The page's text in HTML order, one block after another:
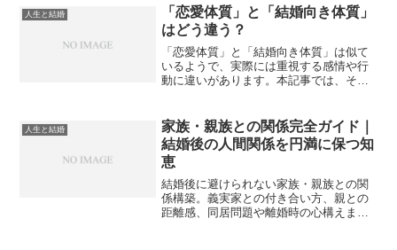
人生と結婚
「恋愛体質」と「結婚向き体質」
はどう違う？
「恋愛体質」と「結婚向き体質」は似て
いるようで、実際には重視する感情や行
動に違いがあります。本記事では、それ
説します。
人生と結婚
家族・親族との関係完全ガイド｜
結婚後の人間関係を円満に保つ知
恵
結婚後に避けられない家族・親族との関
係構築。義実家との付き合い方、親との
距離感、同居問題や離婚時の心構えま